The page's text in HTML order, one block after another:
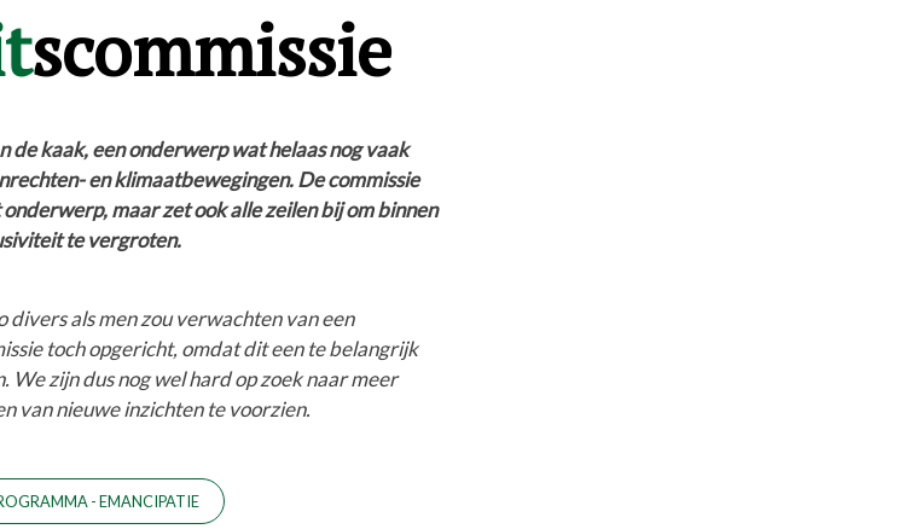
scommissie
kaak, een onderwerp wat helaas nog vaak
en klimaatbewegingen. De commissie
maar zet ook alle zeilen bij om binnen
te vergroten.
divers als men zou verwachten van een
toch opgericht, omdat dit een te belangrijk
zijn dus nog wel hard op zoek naar meer
van nieuwe inzichten te voorzien.
- EMANCIPATIE